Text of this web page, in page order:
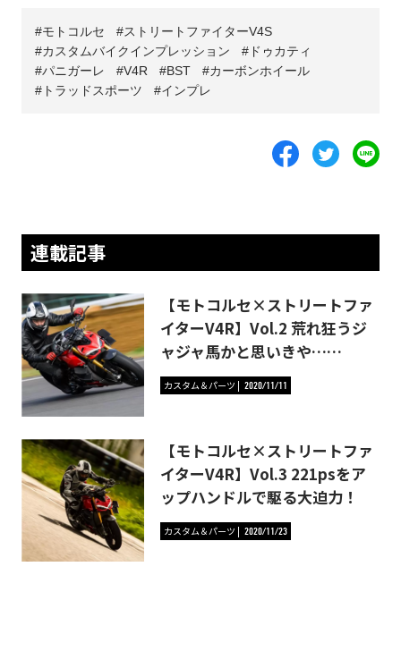
モトコルセ
ストリートファイターV4S
カスタムバイクインプレッション
ドゥカティ
パニガーレ
V4R BST
カーボンホイール
トラッドスポーツ
インプレ
連載記事
【モトコルセ×ストリートファ
イターV4R】Vol.2 荒れ狂うジ
ャジャ馬かと思いきや……
カスタム＆パーツ 2020/11/11
【モトコルセ×ストリートファ
イターV4R】Vol.3 221psをア
ップハンドルで駆る大迫力！
カスタム＆パーツ 2020/11/23